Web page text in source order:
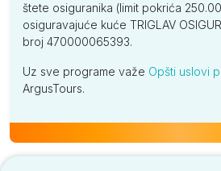
štete osiguranika (limit pokrića
osiguravajuće kuće TRIGLAV
broj 470000065393.
Uz sve programe važe Opšti uslovi
ArgusTours.